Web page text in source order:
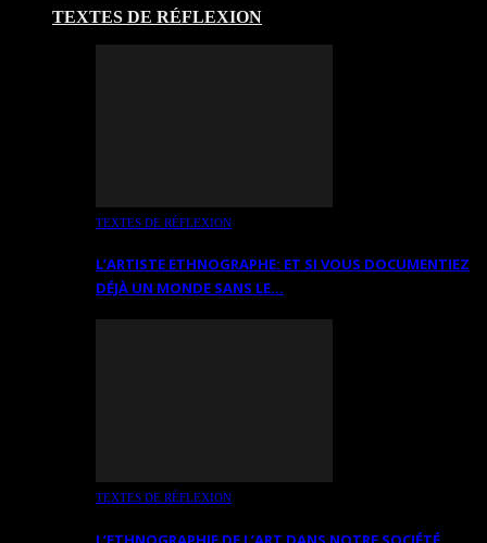
TEXTES DE RÉFLEXION
TEXTES DE RÉFLEXION
L’ARTISTE ETHNOGRAPHE: ET SI VOUS DOCUMENTIEZ
DÉJÀ UN MONDE SANS LE…
TEXTES DE RÉFLEXION